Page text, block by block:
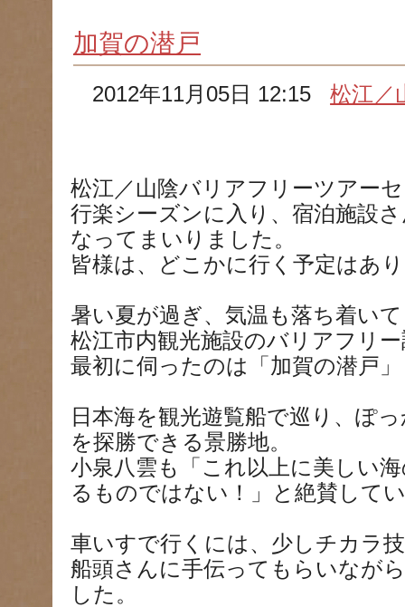
加賀の潜戸
2012年11月05日 12:15松江／
松江／山陰バリアフリーツアー
行楽シーズンに入り、宿泊施設
なってまいりました。
皆様は、どこかに行く予定はあ
暑い夏が過ぎ、気温も落ち着い
松江市内観光施設のバリアフリ
最初に伺ったのは「加賀の潜戸」
日本海を観光遊覧船で巡り、ぽ
を探勝できる景勝地。
小泉八雲も「これ以上に美しい
るものではない！」と絶賛して
車いすで行くには、少しチカラ
船頭さんに手伝ってもらいなが
した。